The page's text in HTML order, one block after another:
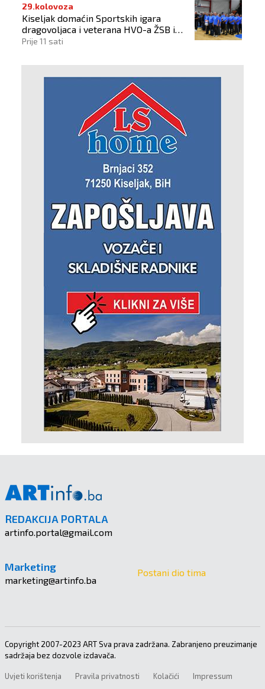
29.kolovoza
Kiseljak domaćin Sportskih igara
dragovoljaca i veterana HVO-a ŽSB i
Dana branitelja
Prije 11 sati
REDAKCIJA PORTALA
artinfo.portal@gmail.com
Marketing
marketing@artinfo.ba
Postani dio tima
Copyright 2007-2023 ART Sva prava zadržana. Zabranjeno preuzimanje
sadržaja bez dozvole izdavača.
Uvjeti korištenja Pravila privatnosti Kolačići Impressum